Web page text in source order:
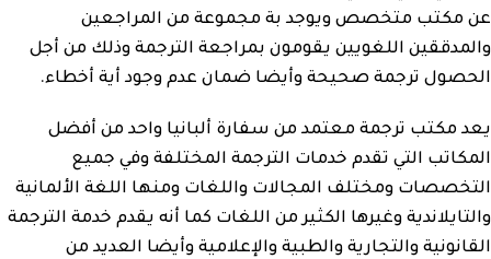
عن مكتب متخصص ويوجد بة مجموعة من المراجعين
والمدققين اللغويين يقومون بمراجعة الترجمة وذلك من أجل
الحصول ترجمة صحيحة وأيضا ضمان عدم وجود أية أخطاء.
يعد مكتب ترجمة معتمد من سفارة ألبانيا واحد من أفضل
المكاتب التي تقدم خدمات الترجمة المختلفة وفي جميع
التخصصات ومختلف المجالات واللغات ومنها اللغة الألمانية
والتايلاندية وغيرها الكثير من اللغات كما أنه يقدم خدمة الترجمة
القانونية والتجارية والطبية والإعلامية وأيضا العديد من